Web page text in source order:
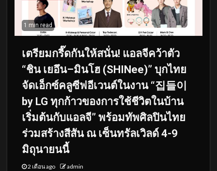
1 min read
เตรียมกรี๊ดกันให้สนั่น! แอลจีคว้าตัว
“ชิน เยอึน–มินโฮ (SHINee)” บุกไทย
จัดเอ็กซ์คลูซีฟอีเวนต์ในงาน “집들이
by LG ทุกก้าวของการใช้ชีวิตในบ้าน
เริ่มต้นกับแอลจี” พร้อมทัพศิลปินไทย
ร่วมสร้างสีสัน ณ เซ็นทรัลเวิลด์ 4-9
มิถุนายนนี้
2 เดือน ago admin